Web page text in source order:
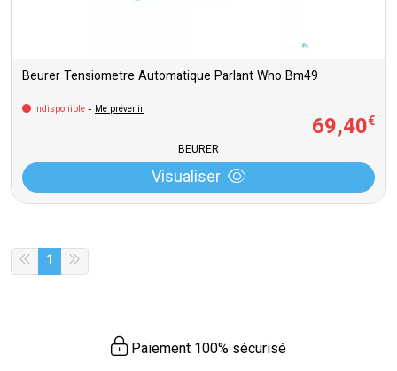
Beurer Tensiometre Automatique Parlant Who Bm49
Indisponible - Me prévenir
69,40€
BEURER
Visualiser
1
Paiement 100% sécurisé